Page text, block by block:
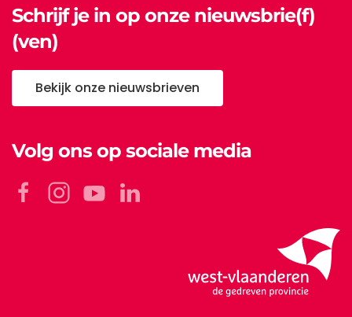
Schrijf je in op onze nieuwsbrie(f)
(ven)
Bekijk onze nieuwsbrieven
Volg ons op sociale media